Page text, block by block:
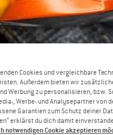
Cookies und vergleichbare
Außerdem bieten wir
Werbung zu personalisieren, bzw.
, Werbe- und Analysepartner
Garantien zum Schutz deiner
erklärst du dich damit
notwendigen Cookie akzeptieren